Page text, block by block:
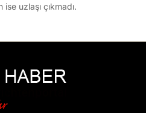
uzlaşı çıkmadı.